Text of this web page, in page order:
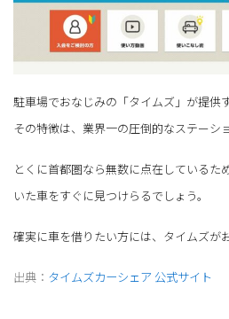
駐車場でおなじみの「タイムズ」が提供
その特徴は、業界一の圧倒的なステーシ
とくに首都圏なら無数に点在しているた
いた車をすぐに見つけらるでしょう。
確実に車を借りたい方には、タイムズが
出典： タイムズカーシェア 公式サイト